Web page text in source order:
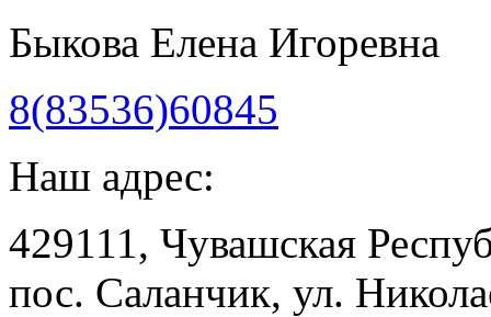
Быкова Елена Игоревна
8(83536)60845
Наш адрес:
429111, Чувашская
пос. Саланчик, ул.